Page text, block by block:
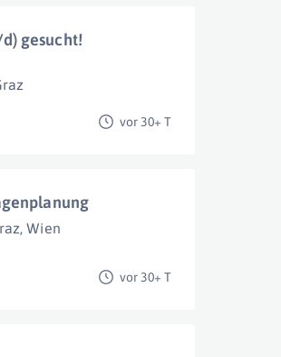
gesucht!
vor 30+ T
,Wien
vor 30+ T